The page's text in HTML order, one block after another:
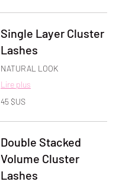
Single Layer Cluster
Lashes
NATURAL LOOK
Lire plus
45
dollars
45 $US
Double Stacked
Volume Cluster
Lashes